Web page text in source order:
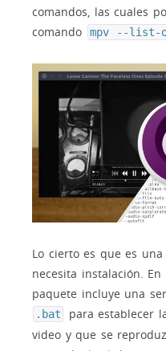
comandos, las cuales
comando
mpv --list-
Lo cierto es que es
necesita instalación.
paquete incluye una
.bat
para establecer
video y que se